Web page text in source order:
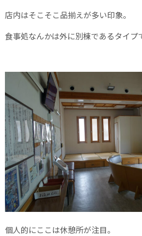
店内はそこそこ品揃えが多い印象。
食事処なんかは外に別棟であるタイプ
個人的にここは休憩所が注目。